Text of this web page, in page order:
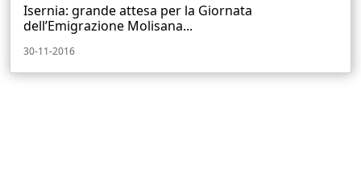
Isernia: grande attesa per la Giornata
dell’Emigrazione Molisana...
30-11-2016